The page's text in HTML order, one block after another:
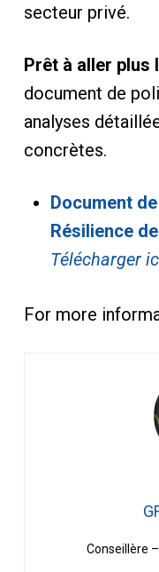
secteur privé.
Prêt à aller plus
document de
analyses
concrètes.
Document
Résilience
Télécharger
For more
Conseillère